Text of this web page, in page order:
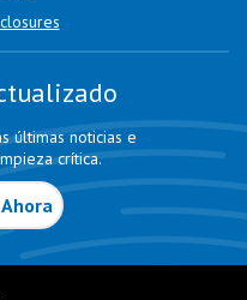
últimas noticias e
crítica.